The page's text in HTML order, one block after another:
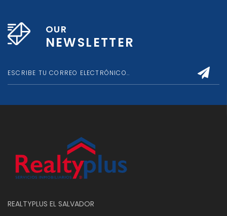
OUR
NEWSLETTER
REALTYPLUS EL SALVADOR